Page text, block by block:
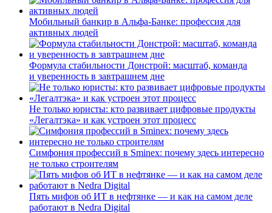
Мобильный банкир в Альфа-Банке: профессия для
активных людей
Формула стабильности Донстрой: масштаб, команда
и уверенность в завтрашнем дне
Не только юристы: кто развивает цифровые продукты
«Легалтэка» и как устроен этот процесс
Симфония профессий в Sminex: почему здесь интересно
не только строителям
Пять мифов об ИТ в нефтянке — и как на самом деле
работают в Nedra Digital